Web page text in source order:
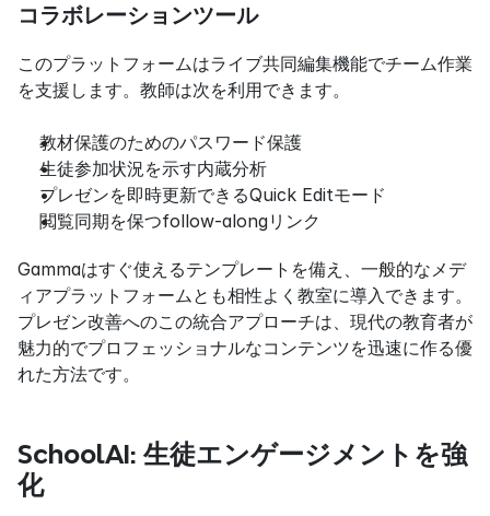
コラボレーションツール
このプラットフォームはライブ共同編集機能でチーム作業
を支援します。教師は次を利用できます。
教材保護のためのパスワード保護
生徒参加状況を示す内蔵分析
プレゼンを即時更新できるQuick Editモード
閲覧同期を保つfollow-alongリンク
Gammaはすぐ使えるテンプレートを備え、一般的なメデ
ィアプラットフォームとも相性よく教室に導入できます。
プレゼン改善へのこの統合アプローチは、現代の教育者が
魅力的でプロフェッショナルなコンテンツを迅速に作る優
れた方法です。
SchoolAI: 生徒エンゲージメントを強
化